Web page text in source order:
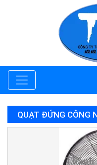
QUẠT ĐỨNG CÔNG